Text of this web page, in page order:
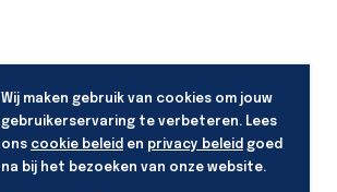
Wij maken gebruik van cookies om jouw
gebruikerservaring te verbeteren. Lees
ons cookie beleid en privacy beleid goed
na bij het bezoeken van onze website.